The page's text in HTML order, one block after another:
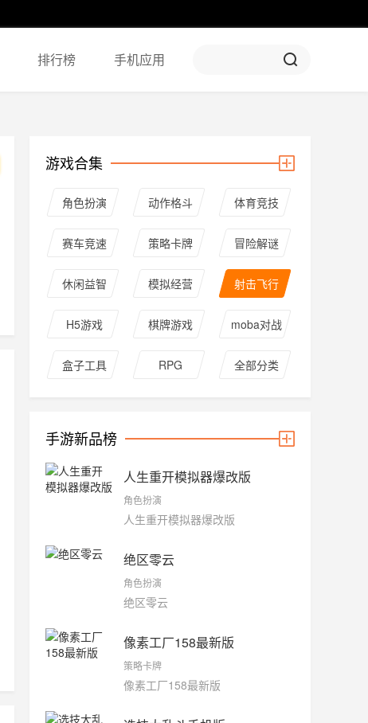
排行榜 手机应用
游戏合集
角色扮演 动作格斗 体育竞技
赛车竞速 策略卡牌 冒险解谜
休闲益智 模拟经营 射击飞行
H5游戏 棋牌游戏 moba对战
盒子工具 RPG 全部分类
手游新品榜
人生重开模拟器爆改版
角色扮演
人生重开模拟器爆改版
绝区零云
角色扮演
绝区零云
像素工厂158最新版
策略卡牌
像素工厂158最新版